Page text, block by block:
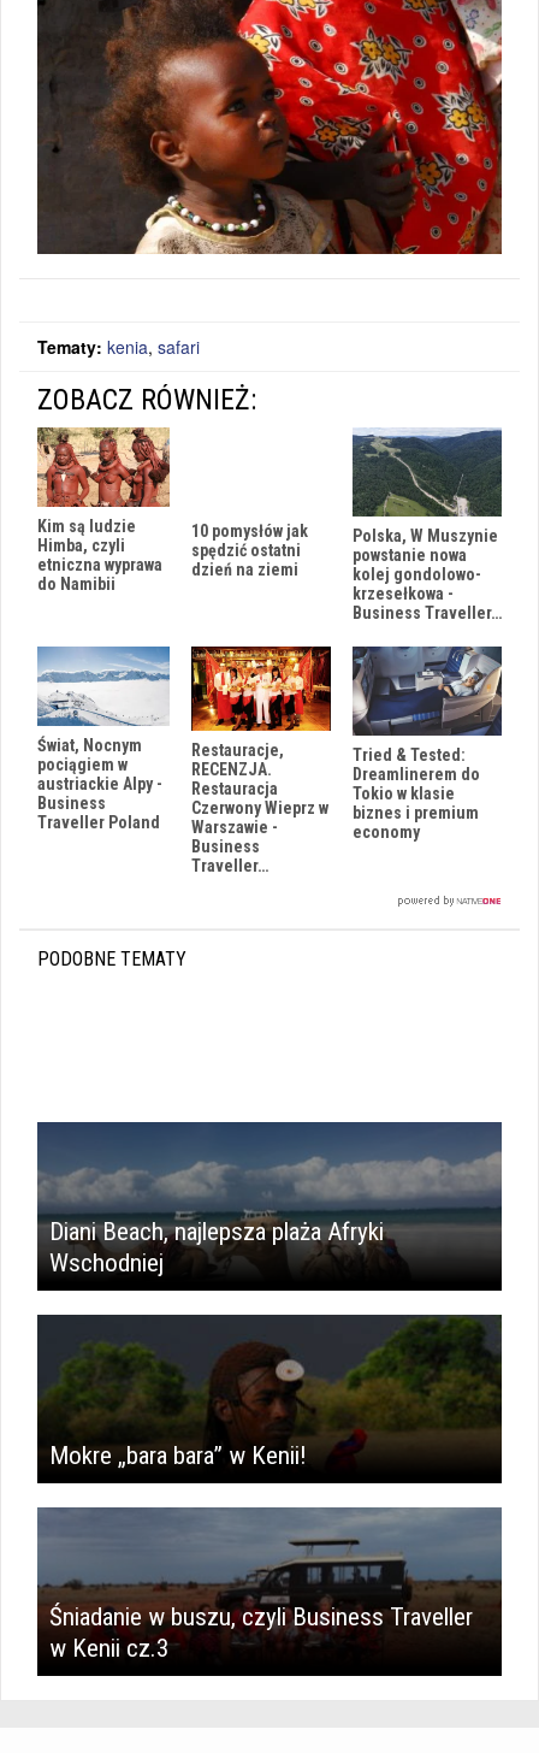
Tematy: kenia, safari
ZOBACZ RÓWNIEŻ:
Kim są ludzie
Himba, czyli
etniczna wyprawa
do Namibii
10 pomysłów jak
spędzić ostatni
dzień na ziemi
Polska, W Muszynie
powstanie nowa
kolej gondolowo-
krzesełkowa -
Business Traveller…
Świat, Nocnym
pociągiem w
austriackie Alpy -
Business
Traveller Poland
Restauracje,
RECENZJA.
Restauracja
Czerwony Wieprz w
Warszawie -
Business
Traveller…
Tried & Tested:
Dreamlinerem do
Tokio w klasie
biznes i premium
economy
PODOBNE TEMATY
Diani Beach, najlepsza plaża Afryki
Wschodniej
Mokre „bara bara” w Kenii!
Śniadanie w buszu, czyli Business Traveller
w Kenii cz.3